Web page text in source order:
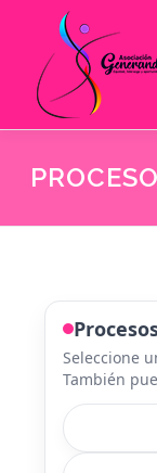
INICIO
INFORMACIÓN
INFOASOGEN
Seleccione
También